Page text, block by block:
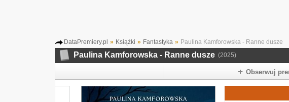
DataPremiery.pl » Książki » Fantastyka » Paulina Kamforowska - Ranne dusze
Paulina Kamforowska - Ranne dusze (2025)
Obserwuj